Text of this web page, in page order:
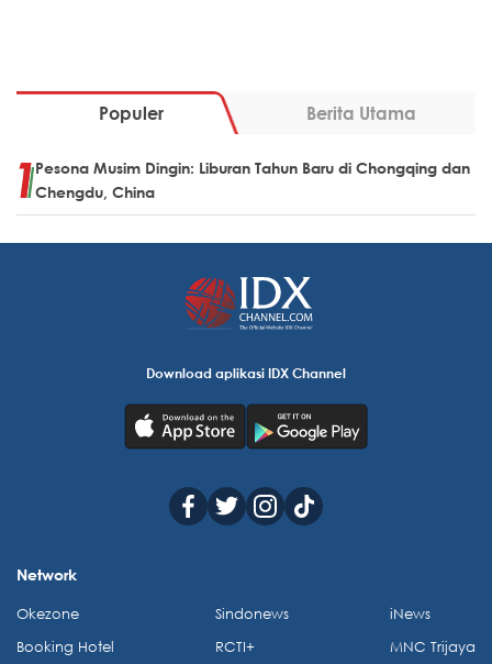
Populer Berita Utama
Pesona Musim Dingin: Liburan Tahun Baru di Chongqing dan
Chengdu, China
Download aplikasi IDX Channel
Network
Okezone
Booking Hotel
Sindonews
RCTI+
iNews
MNC Trijaya